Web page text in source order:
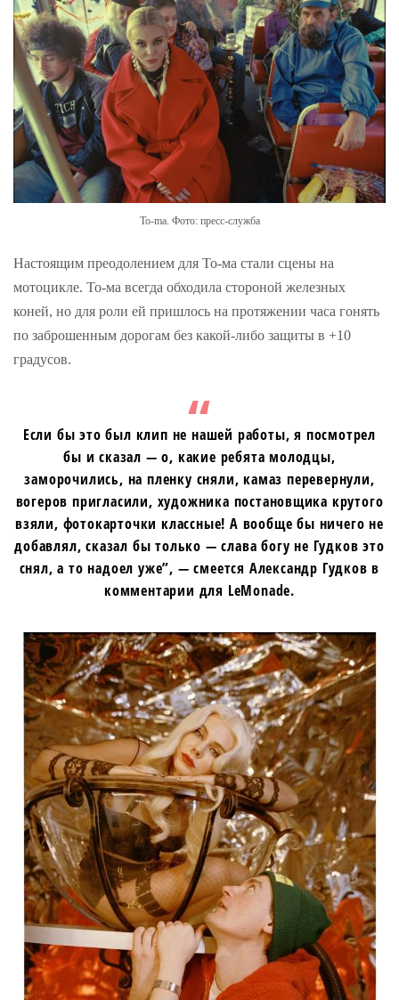
To-ma. Фото: пресс-служба
Настоящим преодолением для То-ма стали сцены на
мотоцикле. То-ма всегда обходила стороной железных
коней, но для роли ей пришлось на протяжении часа гонять
по заброшенным дорогам без какой-либо защиты в +10
градусов.
Если бы это был клип не нашей работы, я посмотрел
бы и сказал — о, какие ребята молодцы,
заморочились, на пленку сняли, камаз перевернули,
вогеров пригласили, художника постановщика крутого
взяли, фотокарточки классные! А вообще бы ничего не
добавлял, сказал бы только — слава богу не Гудков это
снял, а то надоел уже”, — смеется Александр Гудков в
комментарии для LeMonade.